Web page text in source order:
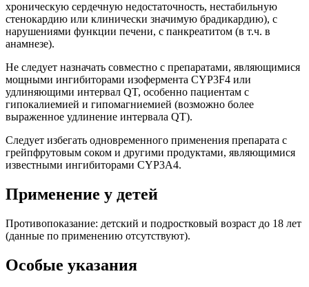
хроническую сердечную недостаточность, нестабильную
стенокардию или клинически значимую брадикардию), с
нарушениями функции печени, с панкреатитом (в т.ч. в
анамнезе).
Не следует назначать совместно с препаратами, являющимися
мощными ингибиторами изофермента CYP3F4 или
удлиняющими интервал QT, особенно пациентам с
гипокалиемией и гипомагниемией (возможно более
выраженное удлинение интервала QT).
Следует избегать одновременного применения препарата с
грейпфрутовым соком и другими продуктами, являющимися
известными ингибиторами CYP3A4.
Применение у детей
Противопоказание: детский и подростковый возраст до 18 лет
(данные по применению отсутствуют).
Особые указания